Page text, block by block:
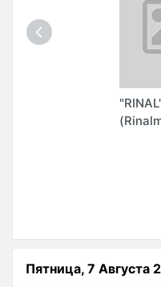
Пятница, 7 Августа